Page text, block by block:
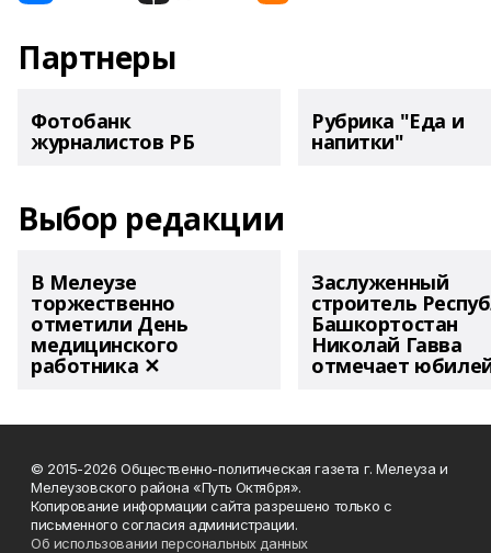
Партнеры
Фотобанк
журналистов РБ
Рубрика "Еда и
напитки"
Выбор редакции
В Мелеузе
торжественно
отметили День
медицинского
работника ✕
Заслуженный
строитель
Башкортостан
Николай Гавва
отмечает
© 2015-2026 Общественно-политическая газета г. Мелеуза и
Мелеузовского района «Путь Октября».
Копирование информации сайта разрешено только с
письменного согласия администрации.
Об использовании персональных данных